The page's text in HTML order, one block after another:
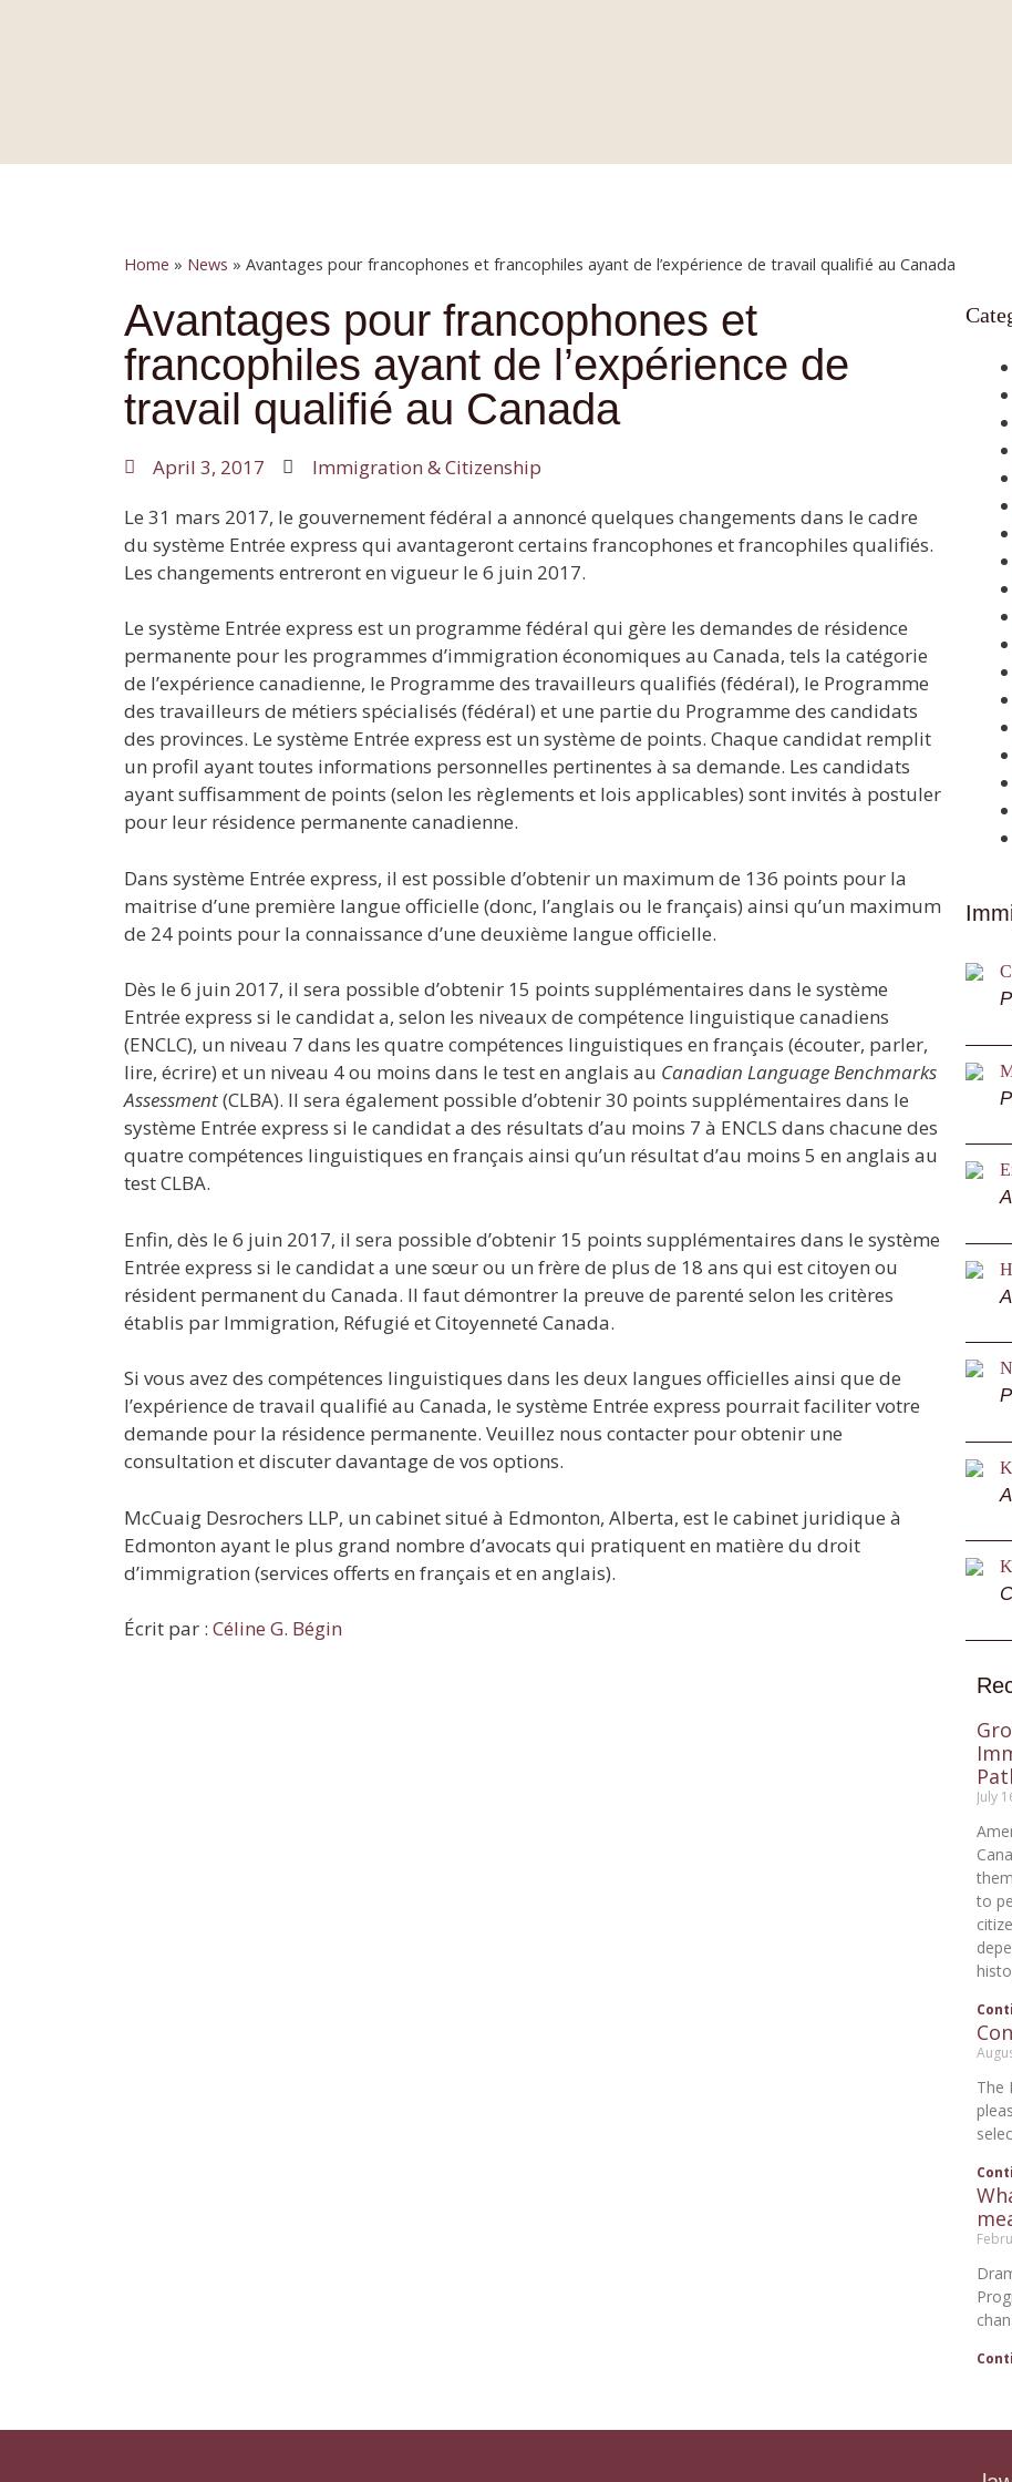
Home » News » Avantages pour francophones et francophiles ayant de l’expérience de travail qualifié au Canada
Avantages pour francophones et
francophiles ayant de l’expérience de
travail qualifié au Canada
April 3, 2017
Immigration & Citizenship
Le 31 mars 2017, le gouvernement fédéral a annoncé quelques changements dans le cadre
du système Entrée express qui avantageront certains francophones et francophiles qualifiés.
Les changements entreront en vigueur le 6 juin 2017.
Le système Entrée express est un programme fédéral qui gère les demandes de résidence
permanente pour les programmes d’immigration économiques au Canada, tels la catégorie
de l’expérience canadienne, le Programme des travailleurs qualifiés (fédéral), le Programme
des travailleurs de métiers spécialisés (fédéral) et une partie du Programme des candidats
des provinces. Le système Entrée express est un système de points. Chaque candidat remplit
un profil ayant toutes informations personnelles pertinentes à sa demande. Les candidats
ayant suffisamment de points (selon les règlements et lois applicables) sont invités à postuler
pour leur résidence permanente canadienne.
Dans système Entrée express, il est possible d’obtenir un maximum de 136 points pour la
maitrise d’une première langue officielle (donc, l’anglais ou le français) ainsi qu’un maximum
de 24 points pour la connaissance d’une deuxième langue officielle.
Dès le 6 juin 2017, il sera possible d’obtenir 15 points supplémentaires dans le système
Entrée express si le candidat a, selon les niveaux de compétence linguistique canadiens
(ENCLC), un niveau 7 dans les quatre compétences linguistiques en français (écouter, parler,
lire, écrire) et un niveau 4 ou moins dans le test en anglais au Canadian Language Benchmarks
Assessment(CLBA). Il sera également possible d’obtenir 30 points supplémentaires dans le
système Entrée express si le candidat a des résultats d’au moins 7 à ENCLS dans chacune des
quatre compétences linguistiques en français ainsi qu’un résultat d’au moins 5 en anglais au
test CLBA.
Enfin, dès le 6 juin 2017, il sera possible d’obtenir 15 points supplémentaires dans le système
Entrée express si le candidat a une sœur ou un frère de plus de 18 ans qui est citoyen ou
résident permanent du Canada. Il faut démontrer la preuve de parenté selon les critères
établis par Immigration, Réfugié et Citoyenneté Canada.
Si vous avez des compétences linguistiques dans les deux langues officielles ainsi que de
l’expérience de travail qualifié au Canada, le système Entrée express pourrait faciliter votre
demande pour la résidence permanente. Veuillez nous contacter pour obtenir une
consultation et discuter davantage de vos options.
McCuaig Desrochers LLP, un cabinet situé à Edmonton, Alberta, est le cabinet juridique à
Edmonton ayant le plus grand nombre d’avocats qui pratiquent en matière du droit
d’immigration (services offerts en français et en anglais).
Écrit par : Céline G. Bégin
July
to
The